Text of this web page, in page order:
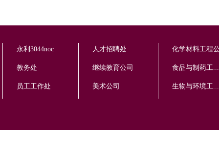
永利3044noc
教务处
员工工作处
人才招聘处
继续教育公司
美术公司
化学材料工程
食品与制药工...
生物与环境工...